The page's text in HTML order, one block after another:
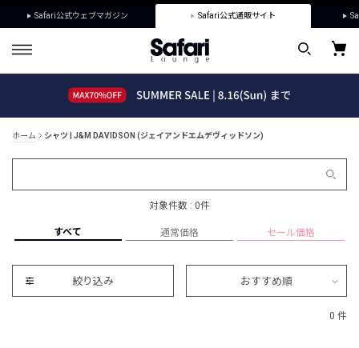
Safari公式ウェブマガジン Safari公式通販サイト
ホーム シャツ | J&M DAVIDSON (ジェイアンドエムデヴィッドソン)
対象件数 : 0件
すべて 通常価格 セール価格
絞り込み おすすめ順
0 件